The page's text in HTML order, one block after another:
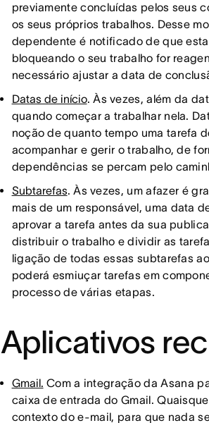
previamente concluídas pelos seus
os seus próprios trabalhos. Desse
dependente é notificado de que
bloqueando o seu trabalho for
necessário ajustar a data de
Datas de início. Às vezes, além da
quando começar a trabalhar nela.
noção de quanto tempo uma tarefa
acompanhar e gerir o trabalho, de
dependências se percam pelo
Subtarefas. Às vezes, um afazer é
mais de um responsável, uma data
aprovar a tarefa antes da sua
distribuir o trabalho e dividir as
ligação de todas essas subtarefas
poderá esmiuçar tarefas em
processo de várias etapas.
Aplicativos
Gmail. Com a integração da Asana
caixa de entrada do Gmail.
contexto do e-mail, para que nada